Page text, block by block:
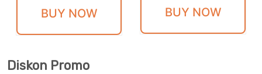
BUY NOW BUY NOW
Diskon Promo